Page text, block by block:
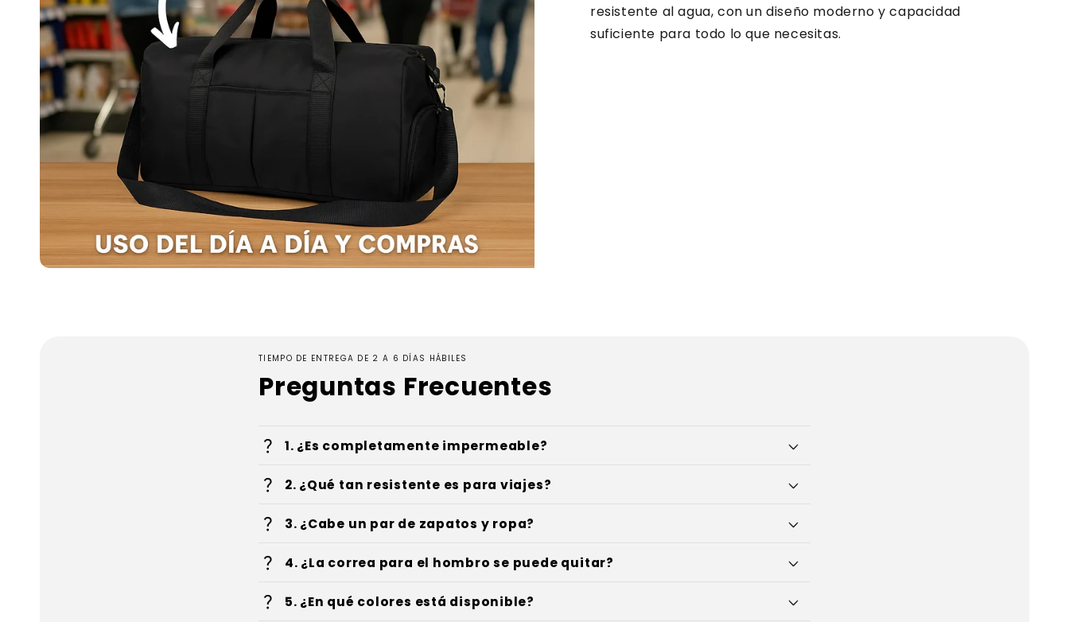
resistente al agua, con un diseño moderno y capacidad
suficiente para todo lo que necesitas.
TIEMPO DE ENTREGA DE 2 A 6 DÍAS HÁBILES
Preguntas Frecuentes
question_mark 1. ¿Es completamente impermeable?
question_mark 2. ¿Qué tan resistente es para viajes?
question_mark 3. ¿Cabe un par de zapatos y ropa?
question_mark 4. ¿La correa para el hombro se puede quitar?
question_mark 5. ¿En qué colores está disponible?